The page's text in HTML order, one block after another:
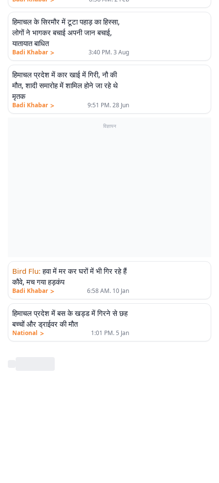
हिमाचल के सिरमौर में टूटा पहाड़ का हिस्सा,
लोगों ने भागकर बचाई अपनी जान बचाई,
यातायात बाधित
Badi Khabar > 3:40 PM. 3 Aug
हिमाचल प्रदेश में कार खाई में गिरी, नौ की
मौत, शादी समारोह में शामिल होने जा रहे थे
मृतक
Badi Khabar > 9:51 PM. 28 Jun
विज्ञापन
Bird Flu: हवा में मर कर घरों में भी गिर रहे हैं
कौवे, मच गया हड़कंप
Badi Khabar > 6:58 AM. 10 Jan
हिमाचल प्रदेश में बस के खड्ड में गिरने से छह
बच्चों और ड्राईवर की मौत
National > 1:01 PM. 5 Jan